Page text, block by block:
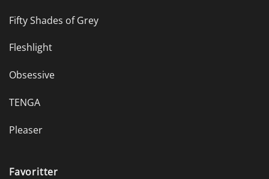
Fifty Shades of Grey
Fleshlight
Obsessive
TENGA
Pleaser
Favoritter